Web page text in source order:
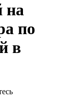
на
по
в